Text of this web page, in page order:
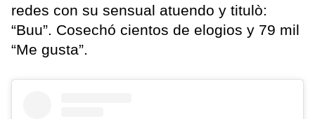
redes con su sensual atuendo y titulò:
“Buu”. Cosechó cientos de elogios y 79 mil
“Me gusta”.